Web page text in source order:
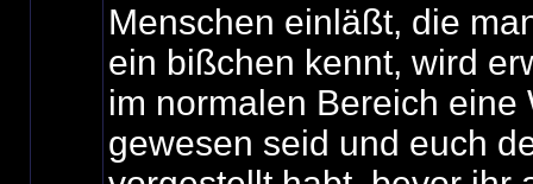
Menschen einläßt, die
ein bißchen kennt, wird
im normalen Bereich eine
gewesen seid und euch